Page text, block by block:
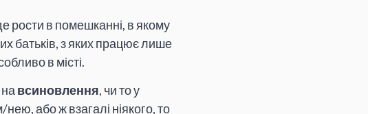
рости в помешканні, в якому
батьків, з яких працює лише
в місті.
всиновлення, чи то у
або ж взагалі ніякого, то